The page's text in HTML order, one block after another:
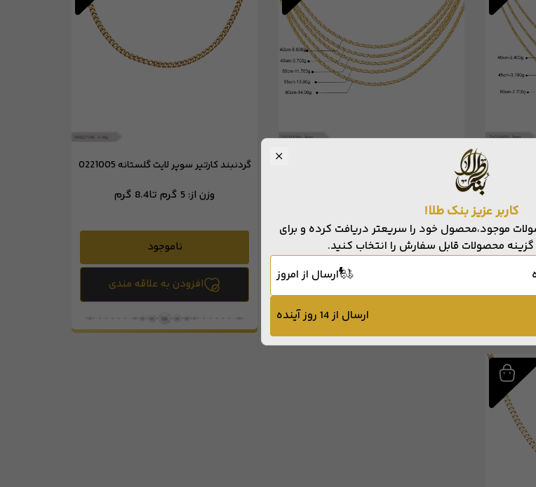
کاربر عزیز بنک طلا!
موجود،محصول خود را سریعتر دریافت کرده و برای
محصولات قابل سفارش را انتخاب کنید.
ارسال از امروز
ارسال از 14 روز آینده
ناموجود
افزودن به علاقه مندی
گردنبند کارتیر سوپر لایت گلستانه 0221005
وزن از: 5 گرم تا 8.4 گرم
ناموجود
افزودن به علاقه مندی